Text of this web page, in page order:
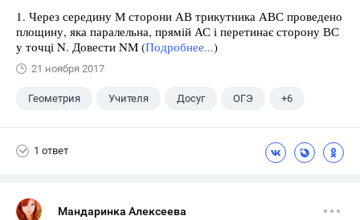
1. Через середину М сторони АВ трикутника АВС проведено
площину, яка паралельна, прямій АС і перетинає сторону ВС
у точці N. Довести NM (Подробнее...)
21 ноября 2017
Геометрия Учителя Досуг ОГЭ +6
1 ответ
Мандаринка Алексеева